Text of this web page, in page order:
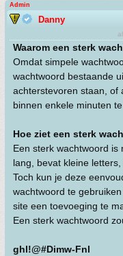
Admin
Danny
Waarom een sterk
Omdat simpele
wachtwoord bestaande
achterstevoren staan, of
binnen enkele minuten
Hoe ziet een sterk
Een sterk wachtwoord
lang, bevat kleine
Toch kun je deze
wachtwoord te
site een toevoeging te
Een sterk wachtwoord
ghl!@#Dimw-Fnl